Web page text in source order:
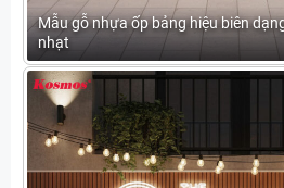
Mẫu gỗ nhựa ốp bảng hiệu biên
nhạt